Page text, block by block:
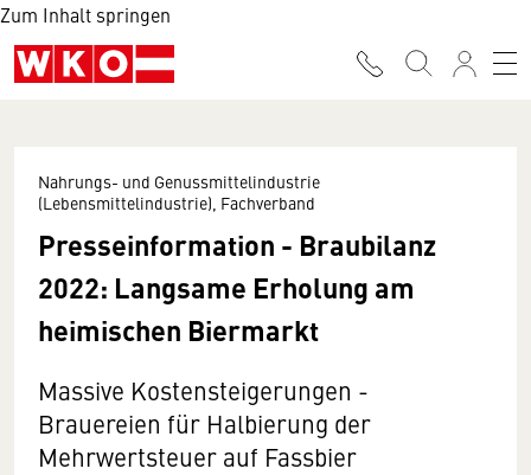
Zum Inhalt springen
Nahrungs- und Genussmittelindustrie
(Lebensmittelindustrie), Fachverband
Presseinformation - Braubilanz
2022: Langsame Erholung am
heimischen Biermarkt
Massive Kostensteigerungen -
Brauereien für Halbierung der
Mehrwertsteuer auf Fassbier